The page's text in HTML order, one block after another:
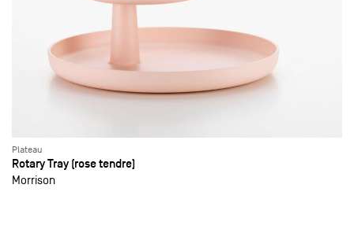
Plateau
Rotary Tray (rose tendre)
Morrison